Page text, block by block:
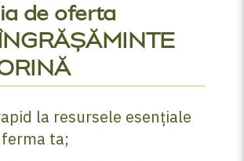
de oferta
la resursele esențiale
ta;